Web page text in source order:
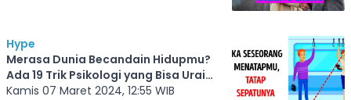
Hype
Merasa Dunia Becandain Hidupmu?
Ada 19 Trik Psikologi yang Bisa Urai
Masalahmu Jadi Lebih Mudah
Kamis 07 Maret 2024, 12:55 WIB